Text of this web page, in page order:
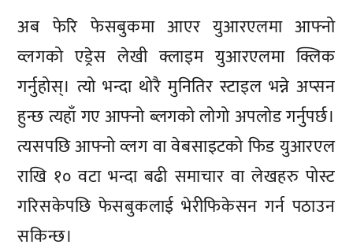
अब फेरि फेसबुकमा आएर युआरएलमा आफ्नो
व्लगको एड्रेस लेखी क्लाइम युआरएलमा क्लिक
गर्नुहोस्। त्यो भन्दा थोरै मुनितिर स्टाइल भन्ने अप्सन
हुन्छ त्यहाँ गए आफ्नो ब्लगको लोगो अपलोड गर्नुपर्छ।
त्यसपछि आफ्नो व्लग वा वेबसाइटको फिड युआरएल
राखि १० वटा भन्दा बढी समाचार वा लेखहरु पोस्ट
गरिसकेपछि फेसबुकलाई भेरीफिकेसन गर्न पठाउन
सकिन्छ।